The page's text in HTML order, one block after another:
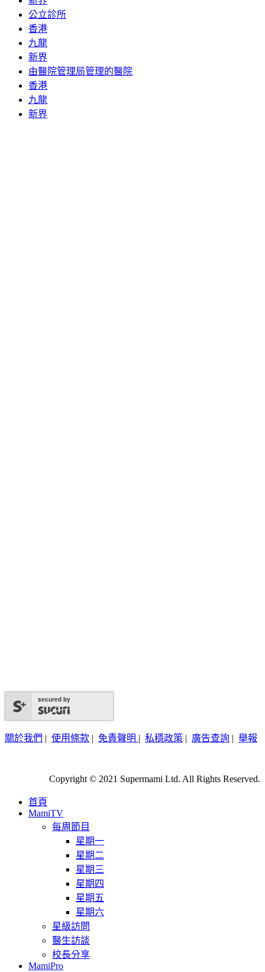
公立診所
香港
九龍
新界
由醫院管理局管理的醫院
香港
九龍
新界
secured by
關於我們 | 使用條款 | 免責聲明 | 私穩政策 | 廣告查詢 | 舉報
Copyright © 2021 Supermami Ltd. All Rights Reserved.
首頁
MamiTV
每周節目
星期一
星期二
星期三
星期四
星期五
星期六
星級訪問
醫生訪談
校長分享
MamiPro